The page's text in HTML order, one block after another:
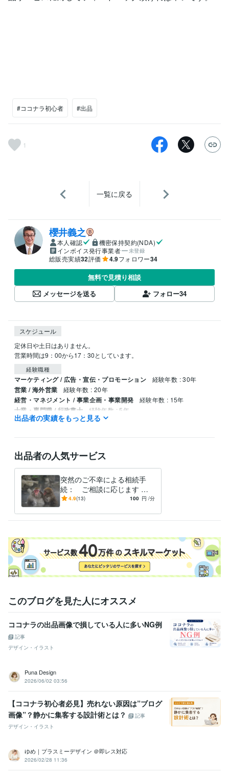
#ココナラ初心者 #出品
1
一覧に戻る
櫻井義之
本人確認
機密保持契約(NDA)
インボイス発行事業者
未登録
総販売実績32評価 4.9フォロワー34
無料で見積り相談
メッセージを送る
フォロー34
スケジュール
定休日や土日はありません。
経験職種
マーケティング / 広告・宣伝・プロモーション 経験年数 : 30年
営業 / 海外営業 経験年数 : 20年
経営・マネジメント / 事業企画・事業開発 経験年数 : 15年
士業・専門職 / 行政書士 経験年数 : 5年
士業・専門職 / 中小企業診断士 経験年数 : 5年
資格・検定
行政書士
中小企業診断士 取得年 : 2020年
得意分野
ビジネス代行・事務代行 許認可申請、ビザ申請、遺言・相続手続き
経営 ビジネス 法律 マーケティング 相続 永住 帰化
ビジネス代行・事務代行
経営 ビジネス 事業計画 事業再構築 事業承継 開業 起業
関西大学 1981年3月 ~ 1986年2月
語学力
英語 ビジネスレベル
出品者の実績をもっと見る
出品者の人気サービス
突然のご不幸による相続手
続： ご相談に応じます 行
政書士兼ファイナンシャルプ
4.9(13) 100 円 /分
このブログを見た人にオススメ
ココナラの出品画像で損している人に多いNG例
記事
デザイン・イラスト
Puna Design
2026/06/02 03:56
【ココナラ初心者必見】売れない原因は”ブログ
画像”？静かに集客する設計術とは？
記事
デザイン・イラスト
ゆめ｜プラスミーデザイン ＠即レス対応
2026/02/28 11:36